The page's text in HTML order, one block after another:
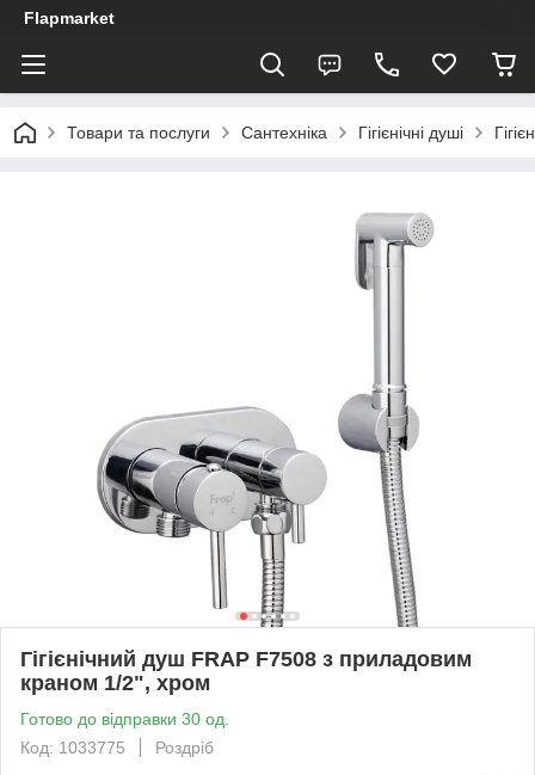
Flapmarket
Товари та послуги Сантехніка Гігієнічні душі
Гігієнічний душ FRAP F7508 з приладовим
краном 1/2", хром
Готово до відправки 30 од.
Код: 1033775
Роздріб